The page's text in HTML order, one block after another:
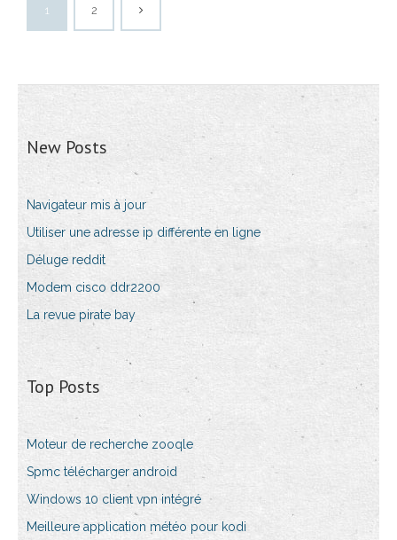
1 2
New Posts
Navigateur mis à jour
Utiliser une adresse ip différente en ligne
Déluge reddit
Modem cisco ddr2200
La revue pirate bay
Top Posts
Moteur de recherche zooqle
Spmc télécharger android
Windows 10 client vpn intégré
Meilleure application météo pour kodi